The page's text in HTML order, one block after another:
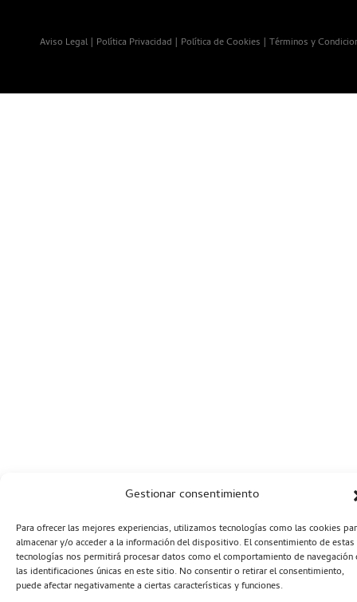
Gestionar consentimiento
Para ofrecer las mejores experiencias, utilizamos tecnologías como las cookies
almacenar y/o acceder a la información del dispositivo. El consentimiento de estas
tecnologías nos permitirá procesar datos como el comportamiento de navegación
las identificaciones únicas en este sitio. No consentir o retirar el consentimiento,
puede afectar negativamente a ciertas características y funciones.
Aviso Legal | Política Privacidad | Política de Cookies |Términos y